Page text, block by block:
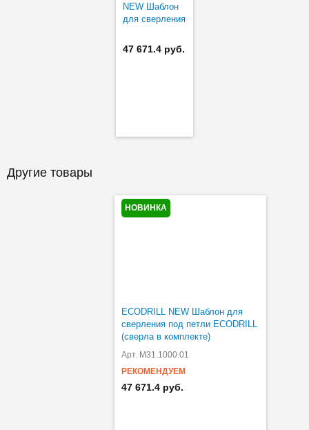
NEW Шаблон
для сверления
ECODRILL
47 671.4 руб.
Другие товары
НОВИНКА
ECODRILL NEW Шаблон для
сверления под петли ECODRILL
(сверла в комплекте)
Арт. M31.1000.01
РЕКОМЕНДУЕМ
47 671.4 руб.